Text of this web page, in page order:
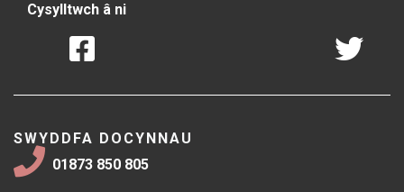
Cysylltwch â ni
SWYDDFA DOCYNNAU
01873 850 805